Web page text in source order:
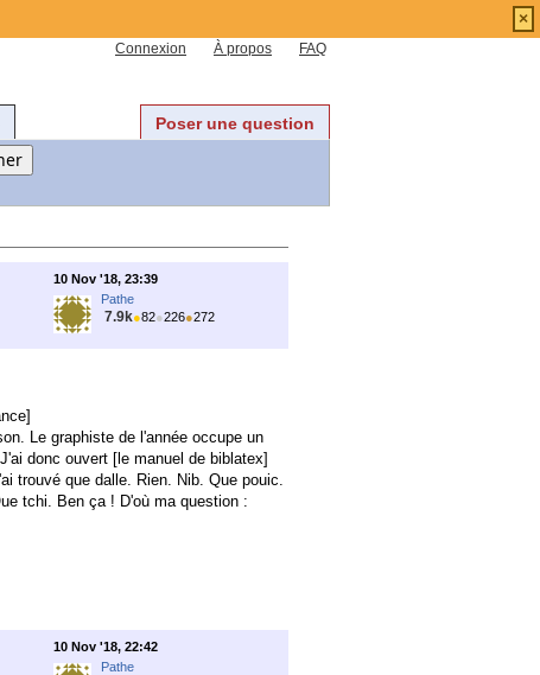
Connexion À propos FAQ
Poser une question
10 Nov '18, 23:39
Pathe
7.9k●82●226●272
Le graphiste de l'année occupe un
donc ouvert [le manuel de biblatex]
trouvé que dalle. Rien. Nib. Que pouic.
tchi. Ben ça ! D'où ma question :
10 Nov '18, 22:42
Pathe
×